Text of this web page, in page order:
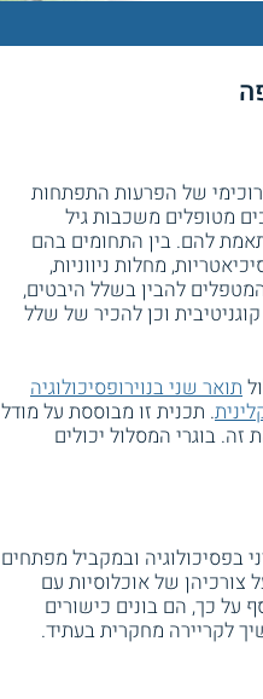
של הפרעות התפתחות
מטופלים משכבות גיל
להם. בין התחומים בהם
מחלות ניווניות,
להבין בשלל היבטים,
וכן להכיר של שלל
תואר שני בנוירופסיכולוגיה
. תכנית זו מבוססת על מודל
בוגרי המסלול יכולים
בפסיכולוגיה ובמקביל מפתחים
צורכיהן של אוכלוסיות עם
על כך, הם בונים כישורים
לקריירה מחקרית בעתיד.